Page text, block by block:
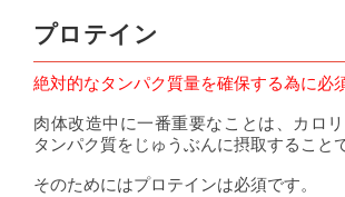
プロテイン
絶対的なタンパク質量を確保する為に必
肉体改造中に一番重要なことは、カロ
タンパク質をじゅうぶんに摂取すること
そのためにはプロテインは必須です。